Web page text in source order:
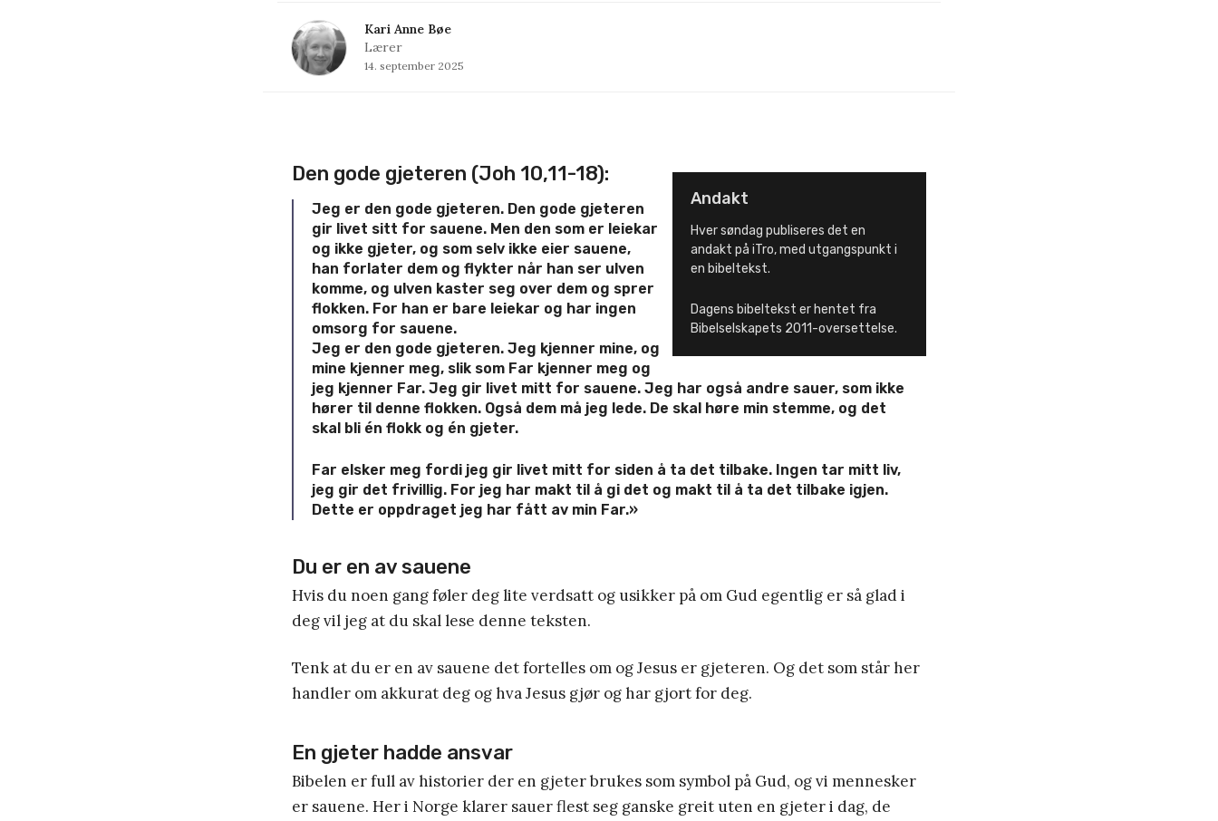
Kari Anne Bøe
Lærer
14. september 2025
Andakt
Hver søndag publiseres det en
andakt på iTro, med utgangspunkt i
en bibeltekst.
Dagens bibeltekst er hentet fra
Bibelselskapets 2011-oversettelse.
Den gode gjeteren (Joh 10,11-18):
Jeg er den gode gjeteren. Den gode gjeteren
gir livet sitt for sauene. Men den som er leiekar
og ikke gjeter, og som selv ikke eier sauene,
han forlater dem og flykter når han ser ulven
komme, og ulven kaster seg over dem og sprer
flokken. For han er bare leiekar og har ingen
omsorg for sauene.
Jeg er den gode gjeteren. Jeg kjenner mine, og
mine kjenner meg, slik som Far kjenner meg og
jeg kjenner Far. Jeg gir livet mitt for sauene. Jeg har også andre sauer, som ikke
hører til denne flokken. Også dem må jeg lede. De skal høre min stemme, og det
skal bli én flokk og én gjeter.
Far elsker meg fordi jeg gir livet mitt for siden å ta det tilbake. Ingen tar mitt liv,
jeg gir det frivillig. For jeg har makt til å gi det og makt til å ta det tilbake igjen.
Dette er oppdraget jeg har fått av min Far.»
Du er en av sauene
Hvis du noen gang føler deg lite verdsatt og usikker på om Gud egentlig er så glad i
deg vil jeg at du skal lese denne teksten.
Tenk at du er en av sauene det fortelles om og Jesus er gjeteren. Og det som står her
handler om akkurat deg og hva Jesus gjør og har gjort for deg.
En gjeter hadde ansvar
Bibelen er full av historier der en gjeter brukes som symbol på Gud, og vi mennesker
er sauene. Her i Norge klarer sauer flest seg ganske greit uten en gjeter i dag, de